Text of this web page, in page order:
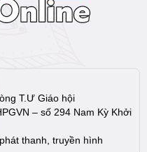
T.Ư Giáo hội
– số 294 Nam Kỳ Khởi
thanh, truyền hình